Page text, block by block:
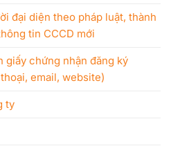
đại diện theo pháp luật, thành
tin CCCD mới
giấy chứng nhận đăng ký
email, website)
ty